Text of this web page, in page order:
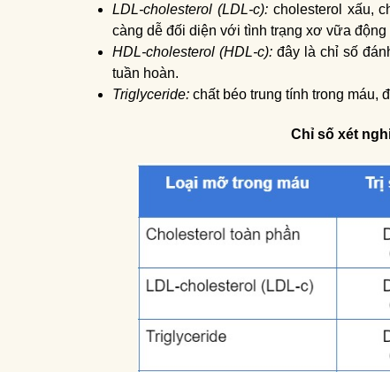
LDL-cholesterol (LDL-c):cholesterol xấu,
càng dễ đối diện với tình trạng xơ vữa
HDL-cholesterol (HDL-c):đây là chỉ số
tuần hoàn.
Triglyceride: chất béo trung tính trong máu,
Chỉ số xét